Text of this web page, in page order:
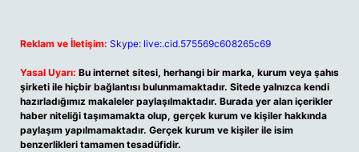
Reklam ve İletişim: Skype: live:.cid.575569c608265c69
Yasal Uyarı: Bu internet sitesi, herhangi bir marka, kurum veya şahıs
şirketi ile hiçbir bağlantısı bulunmamaktadır. Sitede yalnızca kendi
hazırladığımız makaleler paylaşılmaktadır. Burada yer alan içerikler
haber niteliği taşımamakta olup, gerçek kurum ve kişiler hakkında
paylaşım yapılmamaktadır. Gerçek kurum ve kişiler ile isim
benzerlikleri tamamen tesadüfidir.